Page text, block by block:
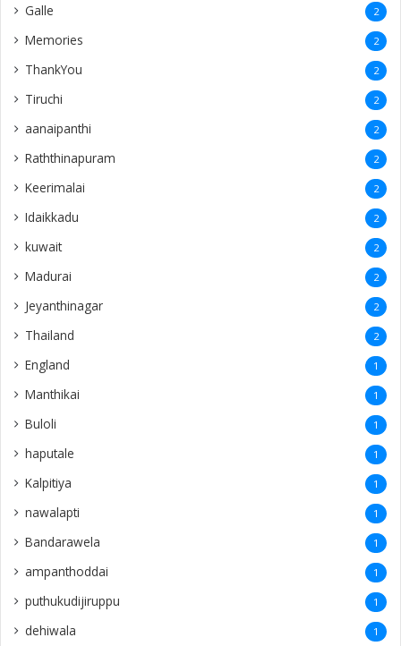
Galle 2
Memories 2
ThankYou 2
Tiruchi 2
aanaipanthi 2
Raththinapuram 2
Keerimalai 2
Idaikkadu 2
kuwait 2
Madurai 2
Jeyanthinagar 2
Thailand 2
England 1
Manthikai 1
Buloli 1
haputale 1
Kalpitiya 1
nawalapti 1
Bandarawela 1
ampanthoddai 1
puthukudijiruppu 1
dehiwala 1